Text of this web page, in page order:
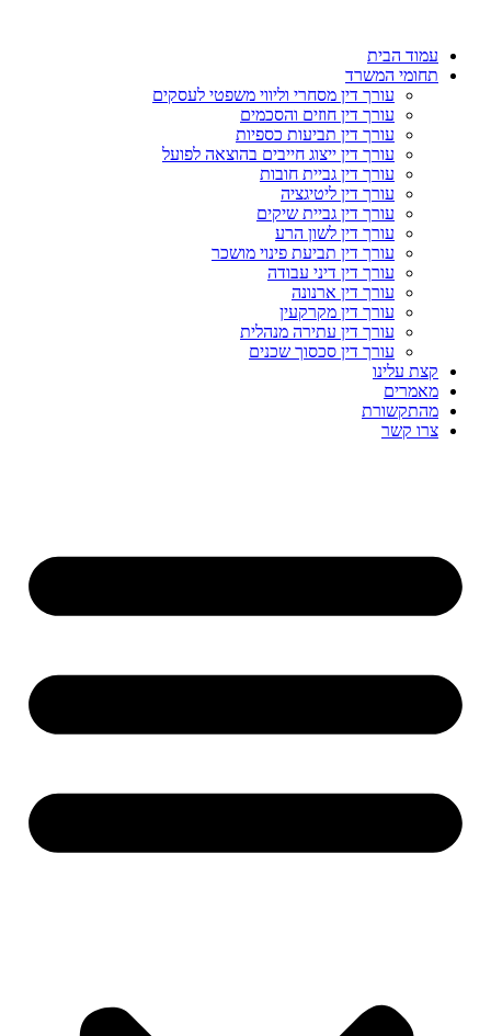
עמוד הבית
תחומי המשרד
עורך דין מסחרי וליווי משפטי לעסקים
עורך דין חוזים והסכמים
עורך דין תביעות כספיות
עורך דין ייצוג חייבים בהוצאה לפועל
עורך דין גביית חובות
עורך דין ליטיגציה
עורך דין גביית שיקים
עורך דין לשון הרע
עורך דין תביעת פינוי מושכר
עורך דין דיני עבודה
עורך דין ארנונה
עורך דין מקרקעין
עורך דין עתירה מנהלית
עורך דין סכסוך שכנים
קצת עלינו
מאמרים
מהתקשורת
צרו קשר